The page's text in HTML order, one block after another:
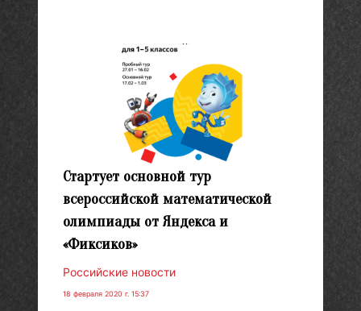
Стартует основной тур
всероссийской математической
олимпиады от Яндекса и
«Фиксиков»
Российские новости
18 февраля 2020 г. 15:37